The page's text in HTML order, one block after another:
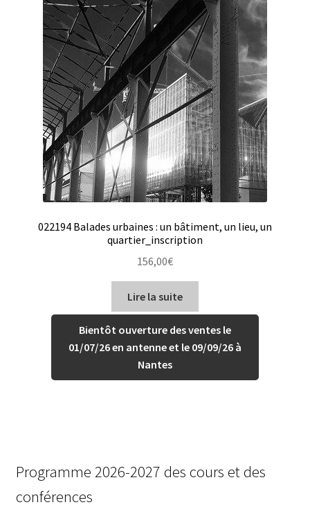
022194 Balades urbaines : un bâtiment, un lieu, un
quartier_inscription
156,00€
Lire la suite
Bientôt ouverture des ventes le
01/07/26 en antenne et le 09/09/26 à
Nantes
Programme 2026-2027 des cours et des
conférences